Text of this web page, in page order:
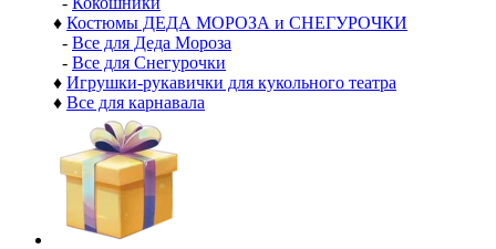
♦ Костюмы ДЕДА МОРОЗА и СНЕГУРОЧКИ
- Все для Деда Мороза
- Все для Снегурочки
♦ Игрушки-рукавички для кукольного театра
♦ Все для карнавала